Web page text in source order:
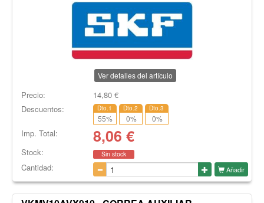
Ver detalles del artículo
Precio: 14,80€
Descuentos:
Dto.1
55%
Dto.2
0%
Dto.3
0%
Imp. Total: 8,06 €
Stock: Sin stock
Cantidad: Añadir